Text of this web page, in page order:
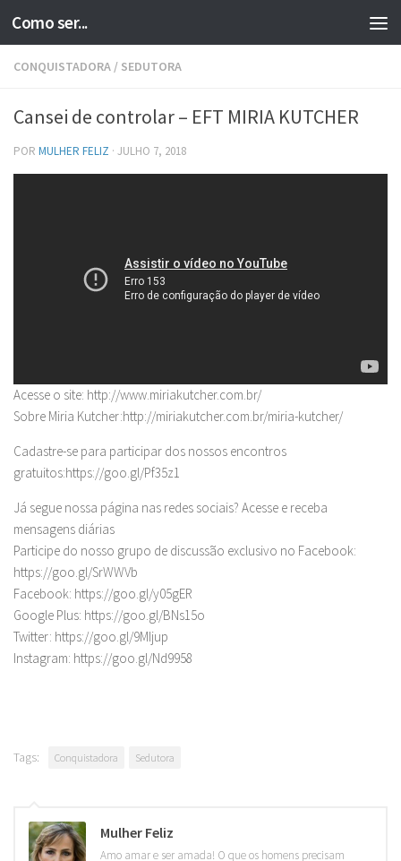
Skip to content
Como ser...
CONQUISTADORA / SEDUTORA
Cansei de controlar – EFT MIRIA KUTCHER
POR MULHER FELIZ · JULHO 7, 2018
Acesse o site: http://www.miriakutcher.com.br/
Sobre Miria Kutcher:http://miriakutcher.com.br/miria-kutcher/
Cadastre-se para participar dos nossos encontros
gratuitos:https://goo.gl/Pf35z1
Já segue nossa página nas redes sociais? Acesse e receba
mensagens diárias
Participe do nosso grupo de discussão exclusivo no Facebook:
https://goo.gl/SrWWVb
Facebook: https://goo.gl/y05gER
Google Plus: https://goo.gl/BNs15o
Twitter: https://goo.gl/9MIjup
Instagram: https://goo.gl/Nd9958
Tags: Conquistadora Sedutora
Mulher Feliz
Amo amar e ser amada! O que os homens precisam